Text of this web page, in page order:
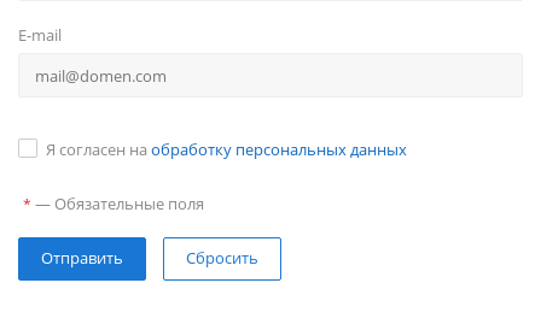
E-mail
Я согласен на обработку персональных данных
* — Обязательные поля
Сбросить